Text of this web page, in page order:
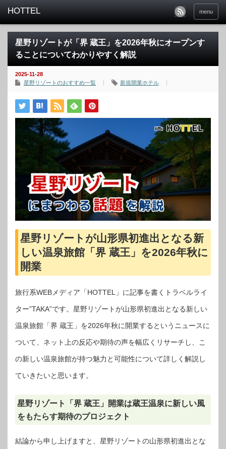
menu
星野リゾートが「界 蔵王」を2026年秋にオープンす
ることについてわかりやすく解説
2025-11-28
星野リゾートのおすすめ一覧
新規開業ホテル
星野リゾートが山形県初進出となる新
しい温泉旅館「界 蔵王」を2026年秋に
開業
旅行系WEBメディア「HOTTEL」に記事を書くトラベルライ
ター”TAKA”です。星野リゾートが山形県初進出となる新しい
温泉旅館「界 蔵王」を2026年秋に開業するというニュースに
ついて、ネット上の反応や期待の声を幅広くリサーチし、こ
の新しい温泉旅館が持つ魅力と可能性について詳しく解説し
ていきたいと思います。
星野リゾート「界 蔵王」開業は蔵王温泉に新しい風
をもたらす期待のプロジェクト
結論から申し上げますと、星野リゾートの山形県初進出とな